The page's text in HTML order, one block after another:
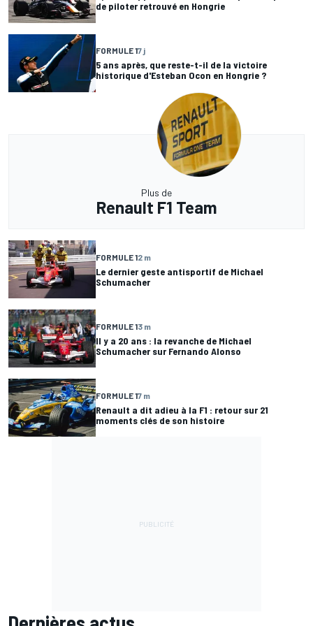
de piloter retrouvé en Hongrie
FORMULE 17 j
5 ans après, que reste-t-il de la victoire
historique d'Esteban Ocon en Hongrie ?
Plus de
Renault F1 Team
FORMULE 12 m
Le dernier geste antisportif de Michael
Schumacher
FORMULE 13 m
Il y a 20 ans : la revanche de Michael
Schumacher sur Fernando Alonso
FORMULE 17 m
Renault a dit adieu à la F1 : retour sur 21
moments clés de son histoire